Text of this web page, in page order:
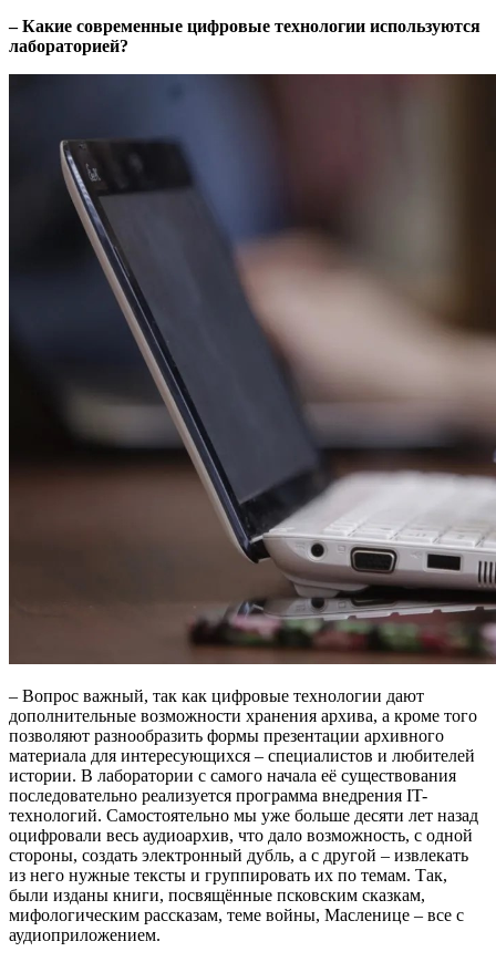
– Какие современные цифровые технологии используются
лабораторией?
– Вопрос важный, так как цифровые технологии дают
дополнительные возможности хранения архива, а кроме того
позволяют разнообразить формы презентации архивного
материала для интересующихся – специалистов и любителей
истории. В лаборатории с самого начала её существования
последовательно реализуется программа внедрения IT-
технологий. Самостоятельно мы уже больше десяти лет назад
оцифровали весь аудиоархив, что дало возможность, с одной
стороны, создать электронный дубль, а с другой – извлекать
из него нужные тексты и группировать их по темам. Так,
были изданы книги, посвящённые псковским сказкам,
мифологическим рассказам, теме войны, Масленице – все с
аудиоприложением.